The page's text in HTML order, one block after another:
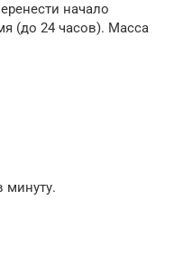
начало
(до 24 часов). Масса
минуту.